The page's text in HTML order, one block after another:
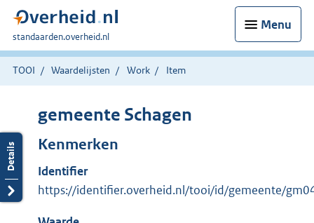
Menu
U
bent
hier:
standaarden.overheid.nl
TOOI Waardelijsten Work Item
gemeente Schagen
Kenmerken
Identifier
https://identifier.overheid.nl/tooi/id/gemeente/